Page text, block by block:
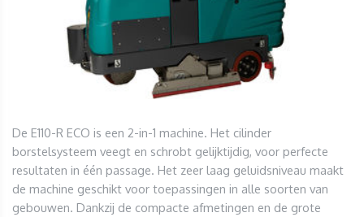
De E110-R ECO is een 2-in-1 machine. Het cilinder
borstelsysteem veegt en schrobt gelijktijdig, voor perfecte
resultaten in één passage. Het zeer laag geluidsniveau maakt
de machine geschikt voor toepassingen in alle soorten van
gebouwen. Dankzij de compacte afmetingen en de grote